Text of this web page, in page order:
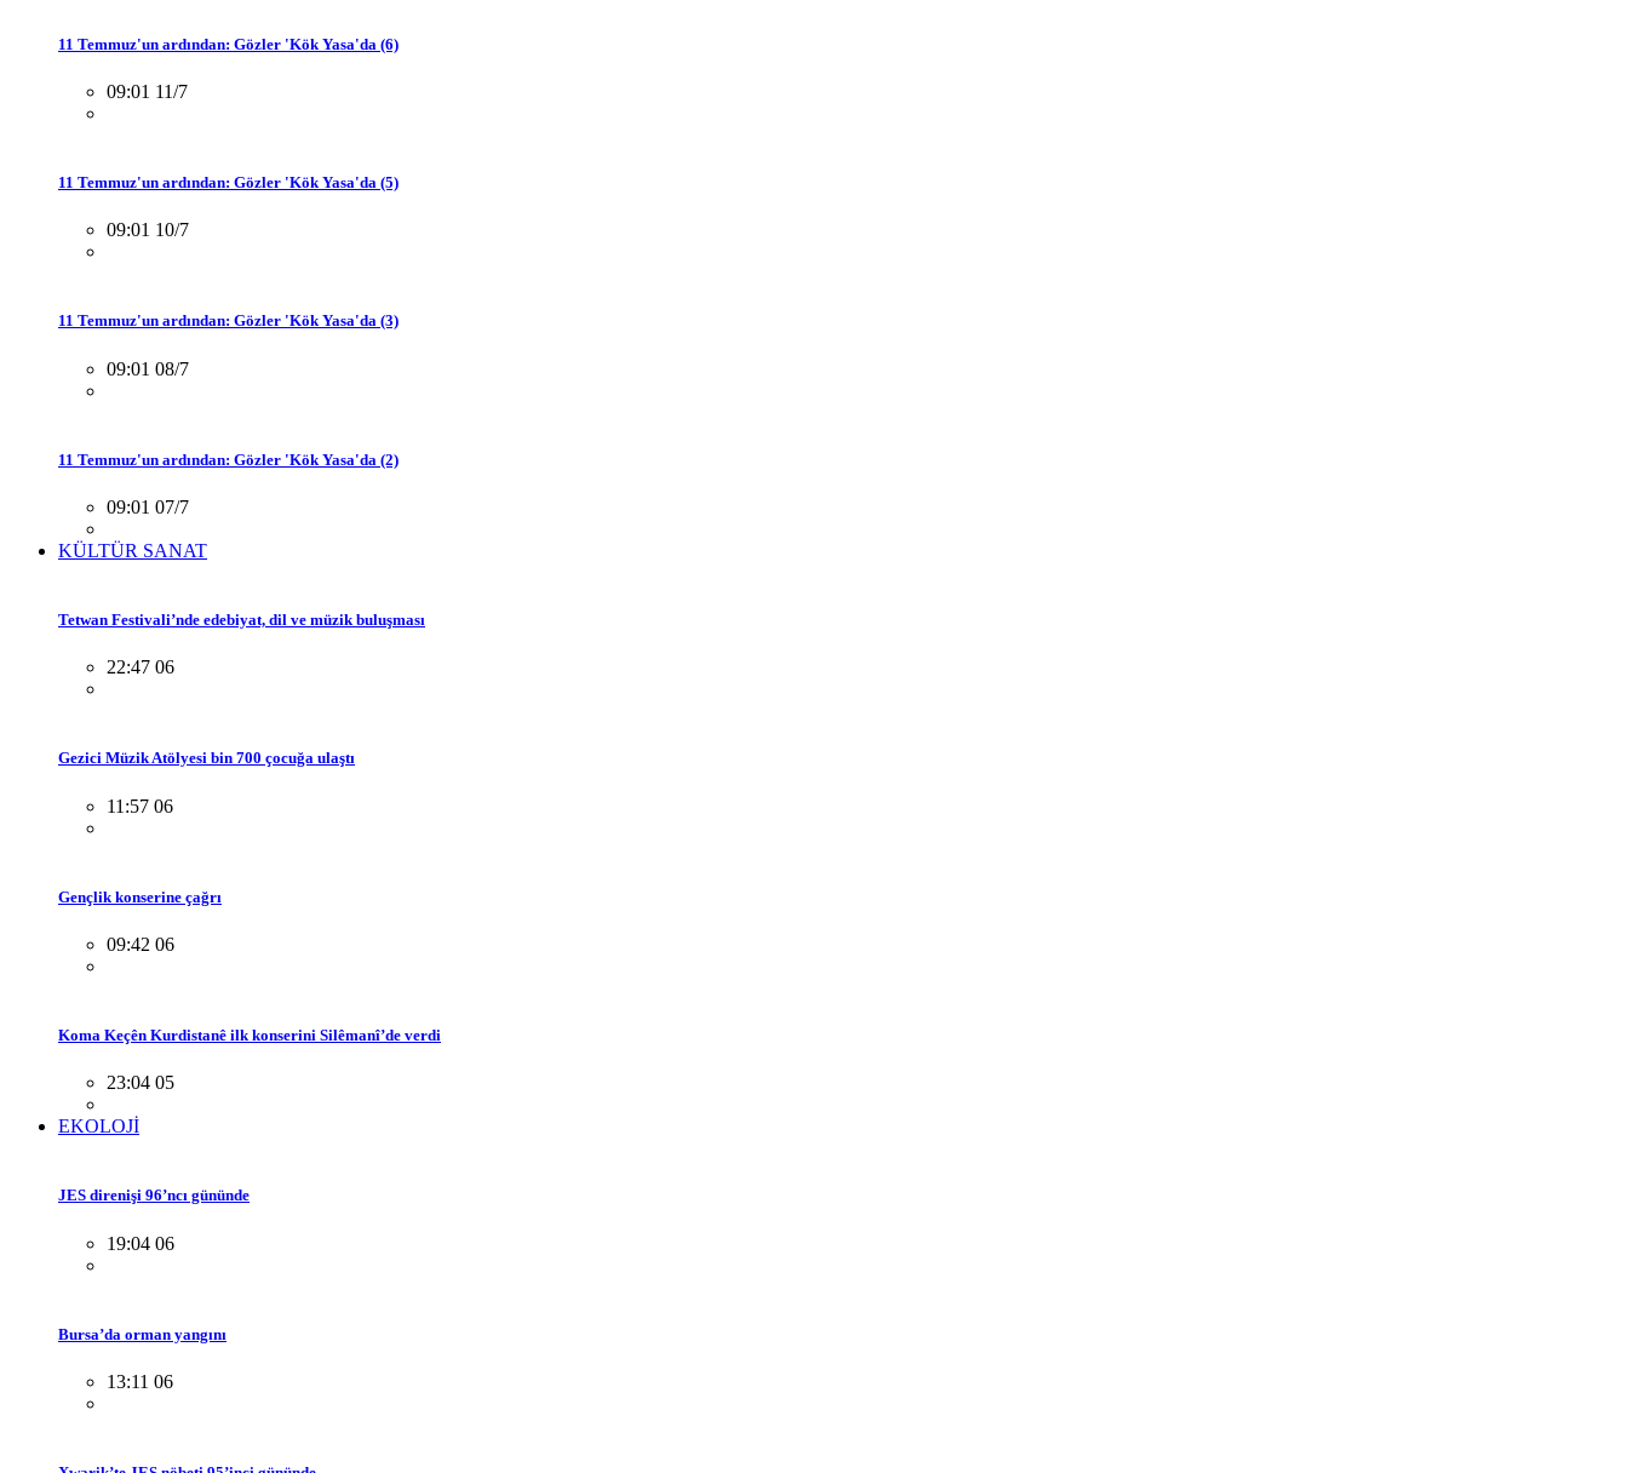
11 Temmuz'un ardından: Gözler 'Kök Yasa'da (6)
09:01 11/7
11 Temmuz'un ardından: Gözler 'Kök Yasa'da (5)
09:01 10/7
11 Temmuz'un ardından: Gözler 'Kök Yasa'da (3)
09:01 08/7
11 Temmuz'un ardından: Gözler 'Kök Yasa'da (2)
09:01 07/7
KÜLTÜR SANAT
Tetwan Festivali’nde edebiyat, dil ve müzik buluşması
22:47 06
Gezici Müzik Atölyesi bin 700 çocuğa ulaştı
11:57 06
Gençlik konserine çağrı
09:42 06
Koma Keçên Kurdistanê ilk konserini Silêmanî’de verdi
23:04 05
EKOLOJİ
JES direnişi 96’ncı gününde
19:04 06
Bursa’da orman yangını
13:11 06